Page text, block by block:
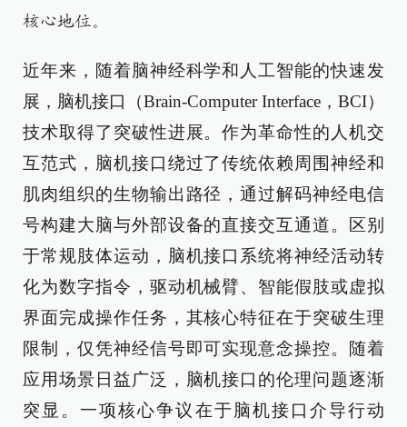
核心地位。
近年来，随着脑神经科学和人工智能的快速发
展，脑机接口（Brain-Computer Interface，BCI）
技术取得了突破性进展。作为革命性的人机交
互范式，脑机接口绕过了传统依赖周围神经和
肌肉组织的生物输出路径，通过解码神经电信
号构建大脑与外部设备的直接交互通道。区别
于常规肢体运动，脑机接口系统将神经活动转
化为数字指令，驱动机械臂、智能假肢或虚拟
界面完成操作任务，其核心特征在于突破生理
限制，仅凭神经信号即可实现意念操控。随着
应用场景日益广泛，脑机接口的伦理问题逐渐
突显。一项核心争议在于脑机接口介导行动